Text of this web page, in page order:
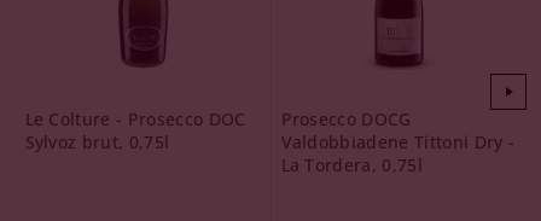
Le Colture - Prosecco DOC
Sylvoz brut, 0,75l
Prosecco DOCG
Valdobbiadene Tittoni Dry -
La Tordera, 0,75l